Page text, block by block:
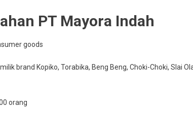
PT Mayora Indah
goods
brand Kopiko, Torabika, Beng Beng, Choki-Choki, Slai
orang